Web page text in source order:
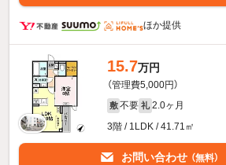
ほか提供
15.7万円
（管理費5,000円）
敷 不要 礼 2.0ヶ月
3階 / 1LDK / 41.71㎡
お問い合わせ （無料）